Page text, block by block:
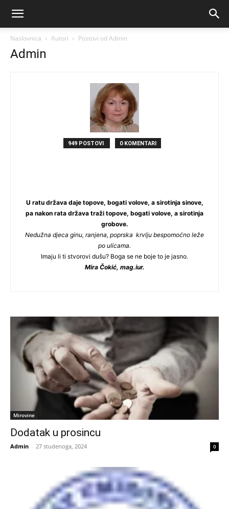
Naslovnica Autori Postovi od Admin
Admin
949 POSTOVI 0 KOMENTARI
U ratu država daje topove, bogati volove, a sirotinja sinove,
pa nakon rata država traži topove, bogati volove, a sirotinja
grobove.
Nedužna djeca ginu, ranjena, poprska krvlju bespomoćno leže
po ulicama.
Imaju li ti stvorovi dušu? Boga se ne boje to je jasno.
Mira Čokić, mag.iur.
Mirovine
Dodatak u prosincu
Admin - 27 studenoga, 2024 0